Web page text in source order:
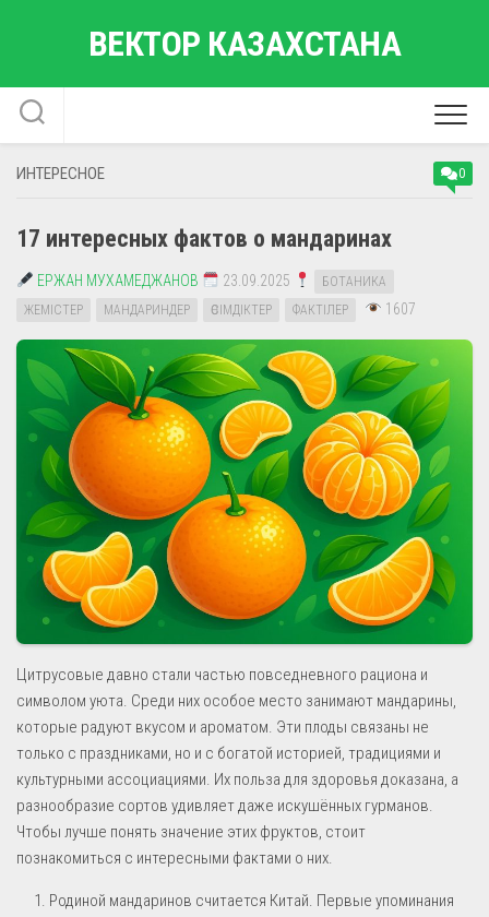
ВЕКТОР КАЗАХСТАНА
ИНТЕРЕСНОЕ 0
17 интересных фактов о мандаринах
ЕРЖАН МУХАМЕДЖАНОВ 23.09.2025
БОТАНИКА
ЖЕМІСТЕР
МАНДАРИНДЕР ӨСІМДІКТЕР ФАКТІЛЕР 1607
Цитрусовые давно стали частью повседневного рациона и
символом уюта. Среди них особое место занимают мандарины,
которые радуют вкусом и ароматом. Эти плоды связаны не
только с праздниками, но и с богатой историей, традициями и
культурными ассоциациями. Их польза для здоровья доказана, а
разнообразие сортов удивляет даже искушённых гурманов.
Чтобы лучше понять значение этих фруктов, стоит
познакомиться с интересными фактами о них.
Родиной мандаринов считается Китай. Первые упоминания